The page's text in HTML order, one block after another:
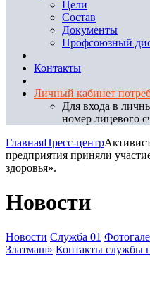
Цели
Состав
Документы
Профсоюзный
Контакты
Личный кабинет
Для входа в
номер лицевого
ГлавнаяПресс-центр
предприятия приняли
здоровья».
Новости
Новости Служба 01
Златмаш» Контакты службы